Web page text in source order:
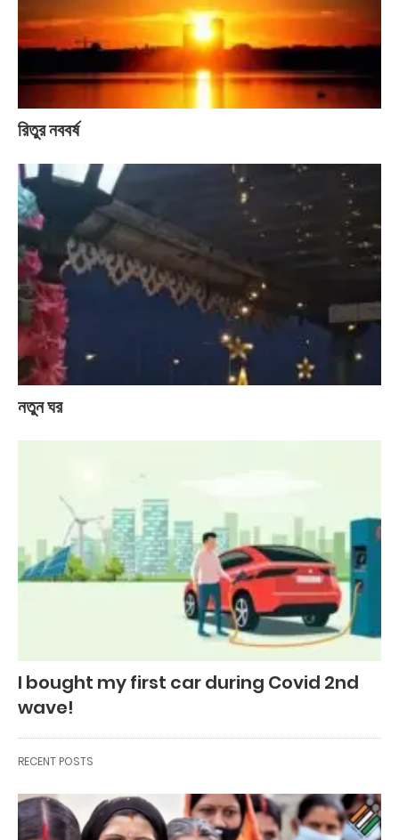
রিতুর নববর্ষ
নতুন ঘর
I bought my first car during Covid 2nd
wave!
RECENT POSTS